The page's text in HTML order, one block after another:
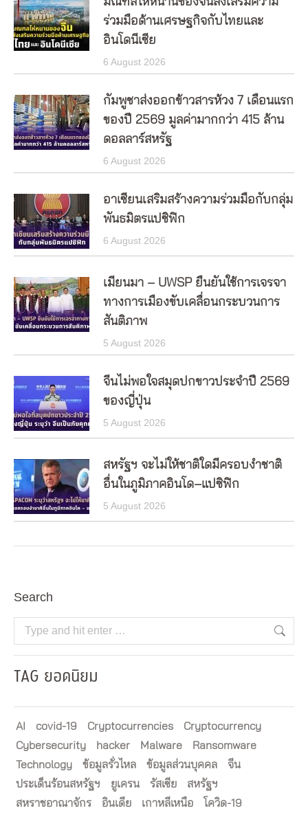
ร่วมมือด้านเศรษฐกิจกับไทยและ
อินโดนีเซีย
6 August 2026
กัมพูชาส่งออกข้าวสารห้วง 7 เดือนแรก
ของปี 2569 มูลค่ามากกว่า 415 ล้าน
ดอลลาร์สหรัฐ
6 August 2026
อาเซียนเสริมสร้างความร่วมมือกับกลุ่ม
พันธมิตรแปซิฟิก
6 August 2026
เมียนมา – UWSP ยืนยันใช้การเจรจา
ทางการเมืองขับเคลื่อนกระบวนการ
สันติภาพ
5 August 2026
จีนไม่พอใจสมุดปกขาวประจำปี 2569
ของญี่ปุ่น
5 August 2026
สหรัฐฯ จะไม่ให้ชาติใดมีครอบงำชาติ
อื่นในภูมิภาคอินโด–แปซิฟิก
5 August 2026
Search
Search:
TAG ยอดนิยม
AI covid-19 Cryptocurrencies
Cryptocurrency
Cybersecurity
hacker Malware
Ransomware
Technology
ข้อมูลรั่วไหล ข้อมูลส่วนบุคคล
จีน
ประเด็นร้อนสหรัฐฯ
ยูเครน รัสเซีย
สหรัฐฯ
สหราชอาณาจักร
อินเดีย เกาหลีเหนือ โควิด-19